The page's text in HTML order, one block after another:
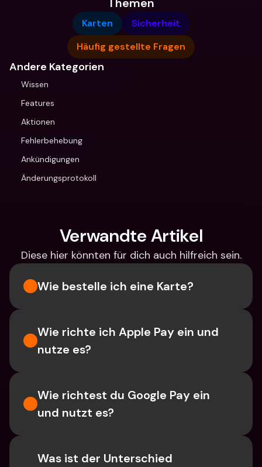
Karten
Sicherheit
Häufig gestellte Fragen
Andere Kategorien
Wissen
Features
Aktionen
Fehlerbehebung
Ankündigungen
Änderungsprotokoll
Verwandte Artikel
Diese hier könnten für dich auch hilfreich sein.
Wie bestelle ich eine Karte?
Wie richte ich Apple Pay ein und
nutze es?
Wie richtest du Google Pay ein
und nutzt es?
Was ist der Unterschied